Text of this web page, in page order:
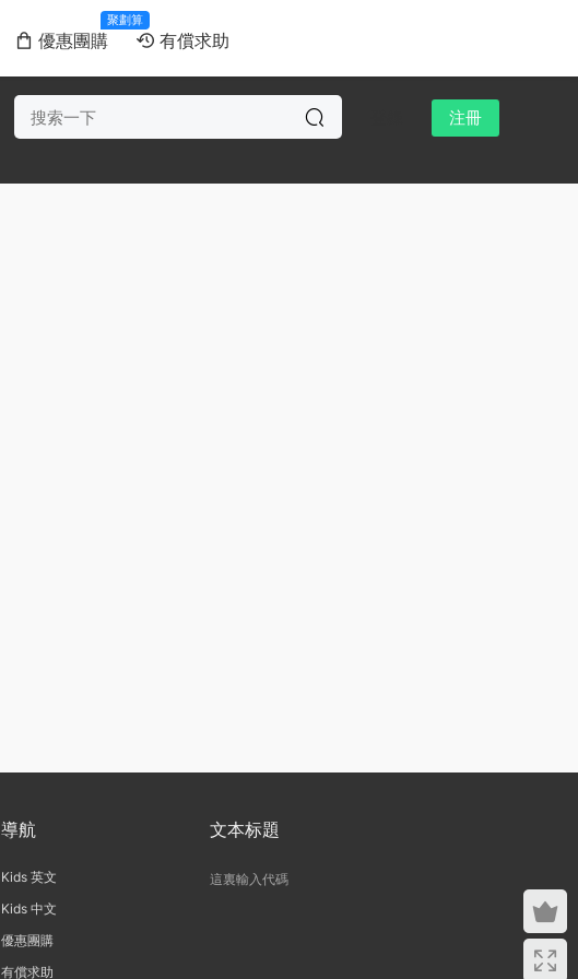
優惠團購
聚劃算
有償求助
注冊
導航
Kids 英文
Kids 中文
優惠團購
有償求助
文本标題
這裏輸入代碼